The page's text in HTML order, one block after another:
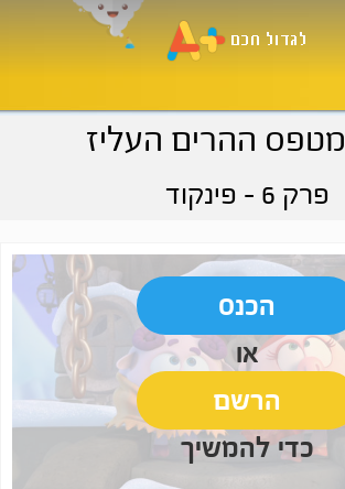
מטפס ההרים העליז
פרק 6 - פינקוד
הכנס
או
הרשם
כדי להמשיך